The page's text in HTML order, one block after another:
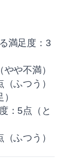
満足度：3
や不満）
ふつう）
：5点（と
ふつう）